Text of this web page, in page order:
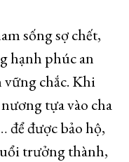
sống sợ chết,
hạnh phúc an
chắc. Khi
tựa vào cha
để được bảo hộ,
trưởng thành,